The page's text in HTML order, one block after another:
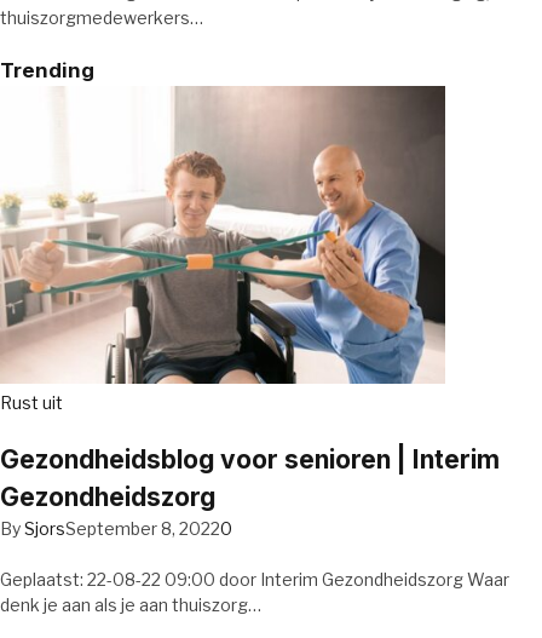
thuiszorgmedewerkers…
Trending
Rust uit
Gezondheidsblog voor senioren | Interim
Gezondheidszorg
BySjorsSeptember 8, 20220
Geplaatst: 22-08-22 09:00 door Interim Gezondheidszorg Waar
denk je aan als je aan thuiszorg…